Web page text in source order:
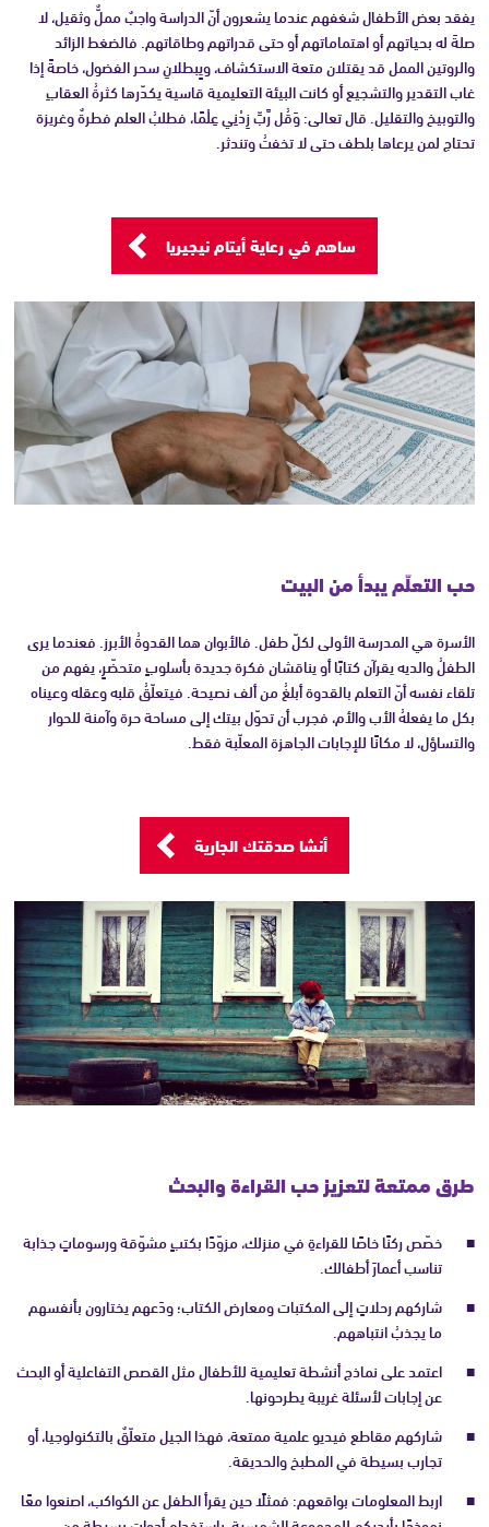
يفقد بعض الأطفال شغفهم عندما يشعرون أنّ الدراسة واجبٌ مملٌّ وثقيل، لا
صلةَ له بحياتهم أو اهتماماتهم أو حتى قدراتهم وطاقاتهم. فالضغط الزائد
والروتين الممل قد يقتلان متعة الاستكشاف، ويٍبطلانِ سحر الفضول، خاصةً إذا
غاب التقدير والتشجيع أو كانت البيئة التعليمية قاسية يكدّرها كثرةُ العقابِ
والتوبيخ والتقليل. قال تعالى: وَقُل رَّبِّ زِدْنِي عِلْمًا، فطلبُ العلم فطرةٌ وغريزة
تحتاج لمن يرعاها بلطف حتى لا تخفتُ وتندثر.
ساهم في رعاية أيتام نيجيريا
حب التعلّم يبدأ من البيت
الأسرة هي المدرسة الأولى لكلّ طفل. فالأبوان هما القدوةُ الأبرز. فعندما يرى
الطفلُ والديه يقرآن كتابًا أو يناقشان فكرة جديدة بأسلوبٍ متحضّرٍ، يفهم من
تلقاء نفسه أنّ التعلم بالقدوة أبلغُ من ألف نصيحة. فيتعلّقُ قلبه وعقله وعيناه
بكل ما يفعلهُ الأب والأم، فجرب أن تحوّل بيتك إلى مساحة حرة وآمنة للحوار
والتساؤل، لا مكانًا للإجابات الجاهزة المعلّبة فقط.
أنشا صدقتك الجارية
طرق ممتعة لتعزيز حب القراءة والبحث
خصّص ركنًا خاصًا للقراءةِ في منزلك، مزوّدًا بكتبٍ مشوّقة ورسوماتٍ جذابة
تناسب أعمارَ أطفالك.
شاركهم رحلاتٍ إلى المكتبات ومعارض الكتاب؛ ودَعهم يختارون بأنفسهم
ما يجذبُ انتباههم.
اعتمد على نماذج أنشطة تعليمية للأطفال مثل القصص التفاعلية أو البحث
عن إجابات لأسئلة غريبة يطرحونها.
شاركهم مقاطع فيديو علمية ممتعة، فهذا الجيل متعلّقٌ بالتكنولوجيا، أو
تجارب بسيطة في المطبخ والحديقة.
اربط المعلومات بواقعهم: فمثلًا حين يقرأ الطفل عن الكواكب، اصنعوا معًا